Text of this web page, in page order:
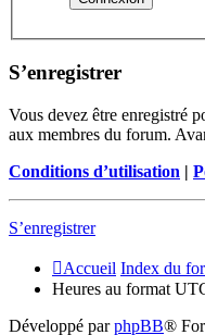
S’enregistrer
Vous devez être enregistré
aux membres du forum.
Conditions d’utilisation |
S’enregistrer
Accueil Index du
Heures au format
Développé parphpBB®